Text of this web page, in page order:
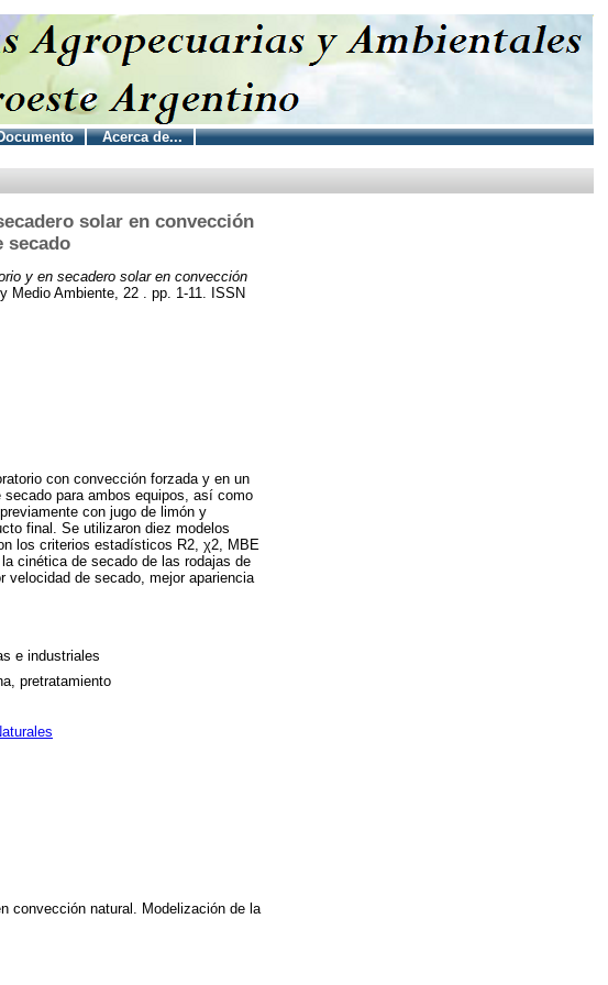
Acerca de...
solar en convección
secado
y en secadero solar en convección
Medio Ambiente, 22 . pp. 1-11. ISSN
con convección forzada y en un
para ambos equipos, así como
con jugo de limón y
final. Se utilizaron diez modelos
los criterios estadísticos R2, χ2, MBE
cinética de secado de las rodajas de
velocidad de secado, mejor apariencia
e industriales
pretratamiento
convección natural. Modelización de la